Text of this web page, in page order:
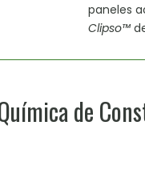
paneles
Clipso™
de